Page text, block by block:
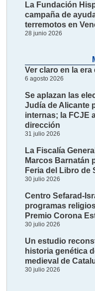
La Fundación
campaña de
terremotos en
28 junio 2026
Ver claro en la
6 agosto 2026
Se aplazan las
Judía de Alicante
internas; la FCJE
dirección
31 julio 2026
La Fiscalía
Marcos Barnatán
Feria del Libro de
30 julio 2026
Centro Sefarad-
programas
Premio Corona
30 julio 2026
Un estudio
historia genética
medieval de
30 julio 2026